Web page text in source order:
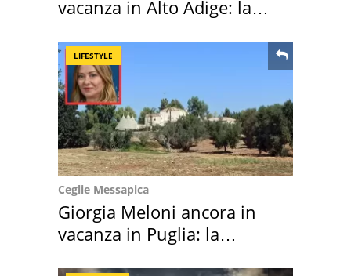
vacanza in Alto Adige: la
LIFESTYLE
Ceglie Messapica
Giorgia Meloni ancora in
vacanza in Puglia: la